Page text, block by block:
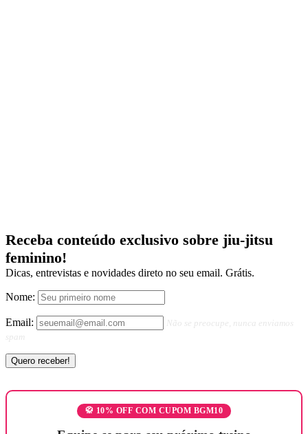
Receba conteúdo exclusivo sobre jiu-jitsu
feminino!
Dicas, entrevistas e novidades direto no seu email. Grátis.
Nome:
Email:
Não se preocupe, nunca enviamos
spam
🥋 10% OFF COM CUPOM BGM10